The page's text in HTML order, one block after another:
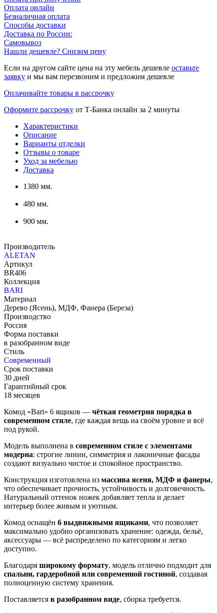
Оплата онлайн
Безналичная оплата
Способы доставки
Доставка по России:
Самовывоз
Нашли дешевле? Снизим цену
Если на другом сайте цена на эту мебель дешевле оставьте
заявку и мы вам перезвоним и предложим дешевле
Оплачивайте товары в рассрочку
Оформите рассрочку от Т-Банка онлайн за 2 минуты
Характеристики
Описание
Варианты отделки
Отзывы о товаре
Уход за мебелью
Доставка
1380 мм.
480 мм.
900 мм.
Производитель
ALETAN
Артикул
BR406
Коллекция
BARI
Материал
Дерево (Ясень), МДФ, Фанера (Береза)
Производство
Россия
Форма поставки
в разобранном виде
Стиль
Современный
Срок поставки
30 дней
Гарантийный срок
18 месяцев
Комод «Bari» 6 ящиков — чёткая геометрия порядка в
современном стиле, где каждая вещь на своём уровне и всё
под рукой.
Модель выполнена в современном стиле с элементами
модерна: строгие линии, симметрия и лаконичные фасады
создают визуально чистое и спокойное пространство.
Конструкция изготовлена из массива ясеня, МДФ и фанеры,
что обеспечивает прочность, устойчивость и долговечность.
Натуральный оттенок ножек добавляет тепла и делает
интерьер более живым и уютным.
Комод оснащён 6 выдвижными ящиками, что позволяет
максимально удобно организовать хранение: одежда, бельё,
аксессуары — всё распределено по категориям и легко
доступно.
Благодаря широкому формату, модель отлично подходит для
спальни, гардеробной или современной гостиной, создавая
полноценную систему хранения.
Поставляется в разобранном виде, сборка требуется.